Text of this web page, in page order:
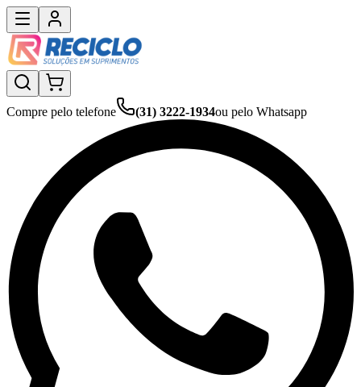
Compre pelo telefone (31) 3222-1934ou pelo Whatsapp